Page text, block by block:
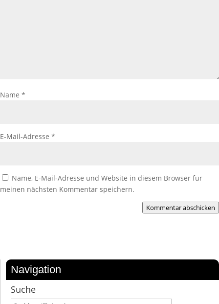
Name *
E-Mail-Adresse *
Name, E-Mail-Adresse und Website in diesem Browser für
meinen nächsten Kommentar speichern.
Kommentar abschicken
Navigation
Suche